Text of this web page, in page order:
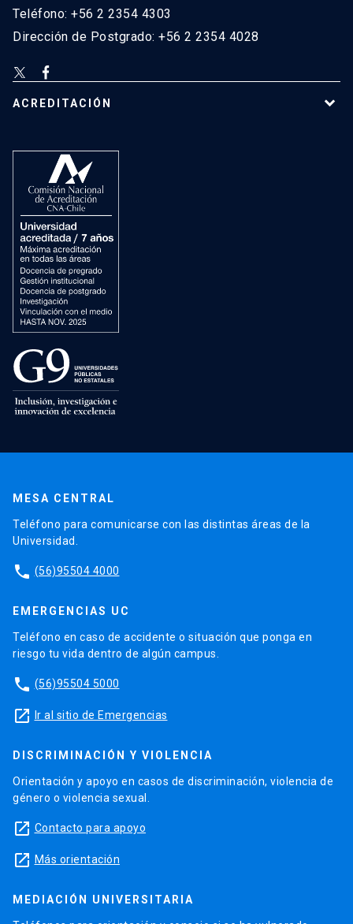
Teléfono: +56 2 2354 4303
Dirección de Postgrado: +56 2 2354 4028
ACREDITACIÓN
MESA CENTRAL
Teléfono para comunicarse con las distintas áreas de la
Universidad.
phone (56)95504 4000
EMERGENCIAS UC
Teléfono en caso de accidente o situación que ponga en
riesgo tu vida dentro de algún campus.
phone (56)95504 5000
launch Ir al sitio de Emergencias
DISCRIMINACIÓN Y VIOLENCIA
Orientación y apoyo en casos de discriminación, violencia de
género o violencia sexual.
launch Contacto para apoyo
launch Más orientación
MEDIACIÓN UNIVERSITARIA